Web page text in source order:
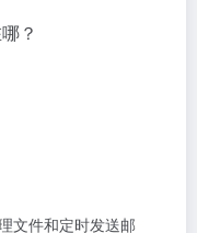
？
文件和定时发送邮